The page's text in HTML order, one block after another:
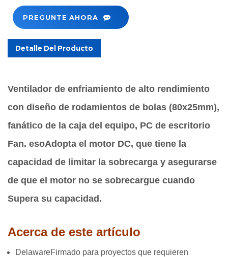
PREGUNTE AHORA
Detalle Del Producto
Ventilador de enfriamiento de alto rendimiento
con diseño de rodamientos de bolas (80x25mm),
fanático de la caja del equipo, PC de escritorio
Fan. esoAdopta el motor DC, que tiene la
capacidad de limitar la sobrecarga y asegurarse
de que el motor no se sobrecargue cuando
Supera su capacidad.
Acerca de este artículo
DelawareFirmado para proyectos que requieren